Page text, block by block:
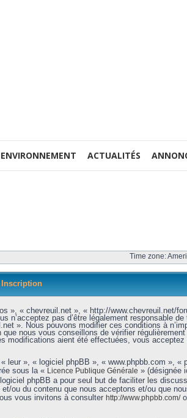
ENVIRONNEMENT ACTUALITÉS
Time zone:
», « chevreuil.net », « http://www.chevreuil.net/
n’acceptez pas d’être légalement responsable de
». Nous pouvons modifier ces conditions à
nous vous conseillons de vérifier
modifications aient été effectuées, vous acceptez
», « logiciel phpBB », « www.phpbb.com », «
sous la « Licence Publique Générale » (désignée
phpBB a pour seul but de faciliter les
ou du contenu que nous acceptons et/ou que
vous invitons à consulter http://www.phpbb.com/